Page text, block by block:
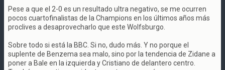
Pese a que el 2-0 es un resultado ultra negativo, se me ocurren
pocos cuartofinalistas de la Champions en los últimos años más
proclives a desaprovecharlo que este Wolfsburgo.
Sobre todo si está la BBC. Si no, dudo más. Y no porque el
suplente de Benzema sea malo, sino por la tendencia de Zidane a
poner a Bale en la izquierda y Cristiano de delantero centro.